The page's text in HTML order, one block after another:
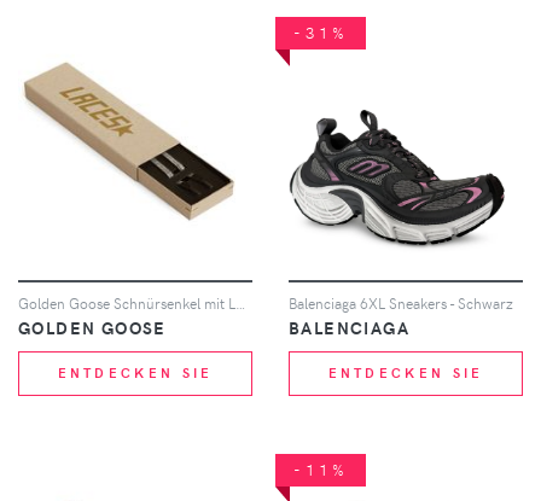
GOLDEN GOOSE
ENTDECKEN SIE
-31%
Balenciaga 6XL Sneakers - Schwarz
BALENCIAGA
ENTDECKEN SIE
-11%